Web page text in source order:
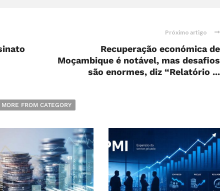
Próximo artigo
Recuperação económica de
Moçambique é notável, mas desafios
são enormes, diz “Relatório ...
MORE FROM CATEGORY